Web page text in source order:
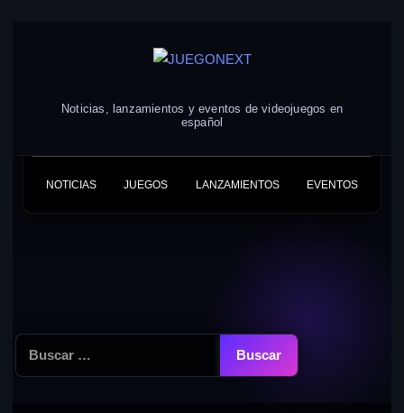
Noticias, lanzamientos y eventos de videojuegos en
español
NOTICIAS JUEGOS LANZAMIENTOS EVENTOS